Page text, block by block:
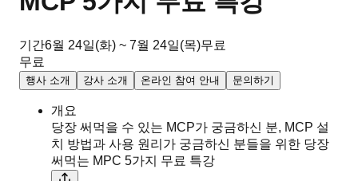
기간6월 24일(화) ~ 7월 24일(목)무료
무료
행사 소개 강사 소개 온라인 참여 안내 문의하기
개요
당장 써먹을 수 있는 MCP가 궁금하신 분, MCP 설
치 방법과 사용 원리가 궁금하신 분들을 위한 당장
써먹는 MPC 5가지 무료 특강